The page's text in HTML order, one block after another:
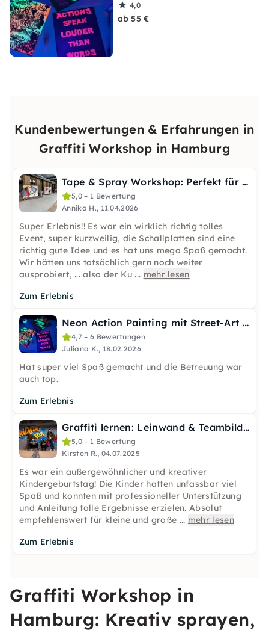
4,0
ab 55 €
Kundenbewertungen & Erfahrungen in
Graffiti Workshop in Hamburg
Tape & Spray Workshop: Perfekt für Gruppen in Hamburg
5,0 – 1 Bewertung
Annika H., 11.04.2026
Super Erlebnis!! Es war ein wirklich richtig tolles
Event, super kurzweilig, die Schallplatten sind eine
richtig gute Idee und es hat uns mega Spaß gemacht.
Wir hätten uns tatsächlich gern noch weiter
ausprobiert, ... also der Ku... mehr lesen
Zum Erlebnis
Neon Action Painting mit Street-Art Workshop in Hamburg
4,7 – 6 Bewertungen
Juliana K., 18.02.2026
Hat super viel Spaß gemacht und die Betreuung war
auch top.
Zum Erlebnis
Graffiti lernen: Leinwand & Teambild in Hamburg (3h)
5,0 – 1 Bewertung
Kirsten R., 04.07.2025
Es war ein außergewöhnlicher und kreativer
Kindergeburtstag! Die Kinder hatten unfassbar viel
Spaß und konnten mit professioneller Unterstützung
und Anleitung tolle Ergebnisse erzielen. Absolut
empfehlenswert für kleine und große ... mehr lesen
Zum Erlebnis
Graffiti Workshop in
Hamburg: Kreativ sprayen,